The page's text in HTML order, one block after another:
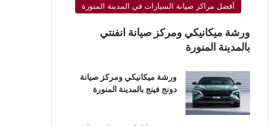
أفضل مراكز صيانة السيارات في المدينة المنورة
ورشة ميكانيكي ومركز صيانة انفنتي
بالمدينة المنورة
ورشة ميكانيكي ومركز صيانة
دونج فينج بالمدينة المنورة